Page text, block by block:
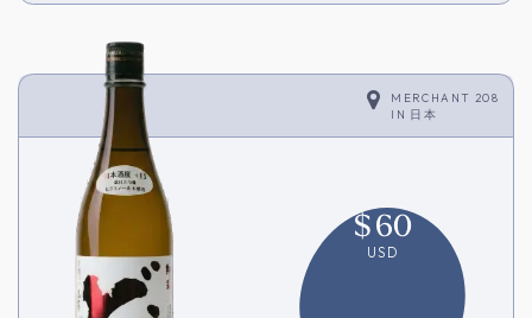
MERCHANT 208
IN 日本
$60
USD